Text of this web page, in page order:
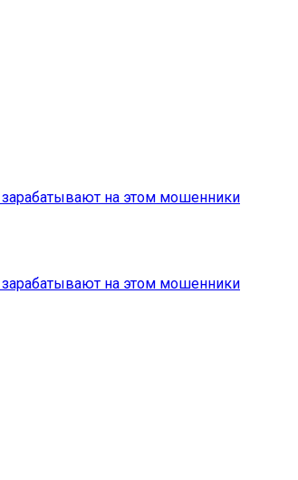
зарабатывают на этом мошенники
зарабатывают на этом мошенники